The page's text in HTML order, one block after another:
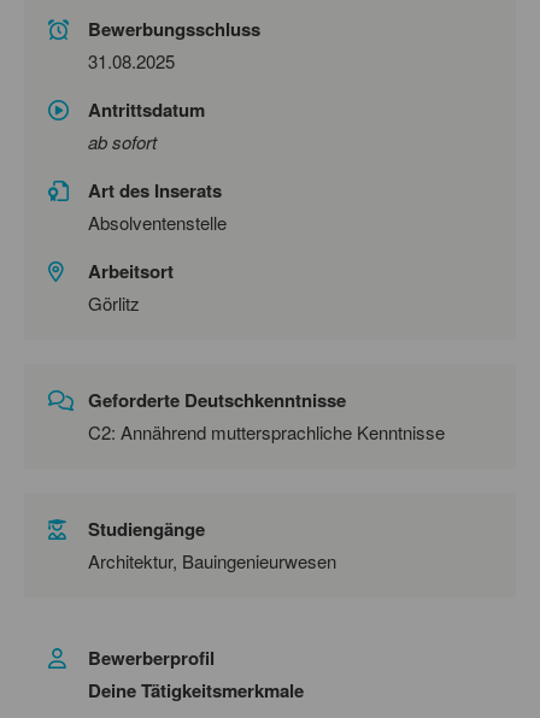
Bewerbungsschluss
31.08.2025
Antrittsdatum
ab sofort
Art des Inserats
Absolventenstelle
Arbeitsort
Görlitz
Geforderte Deutschkenntnisse
C2: Annährend muttersprachliche Kenntnisse
Studiengänge
Architektur, Bauingenieurwesen
Bewerberprofil
Deine Tätigkeitsmerkmale